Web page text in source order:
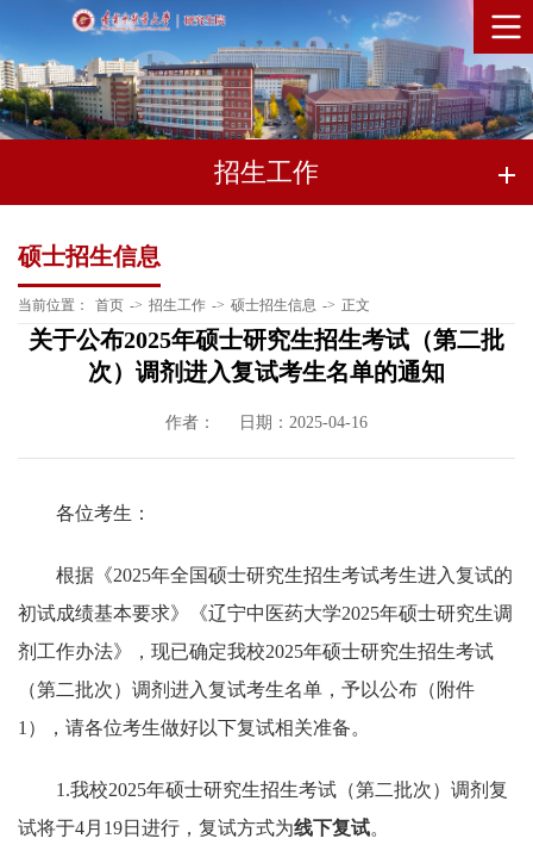
招生工作
硕士招生信息
当前位置： 首页 -> 招生工作 -> 硕士招生信息 -> 正文
关于公布2025年硕士研究生招生考试（第二批
次）调剂进入复试考生名单的通知
作者： 日期：2025-04-16
各位考生：
根据《2025年全国硕士研究生招生考试考生进入复试的
初试成绩基本要求》《辽宁中医药大学2025年硕士研究生调
剂工作办法》，现已确定我校2025年硕士研究生招生考试
（第二批次）调剂进入复试考生名单，予以公布（附件
1），请各位考生做好以下复试相关准备。
1.我校2025年硕士研究生招生考试（第二批次）调剂复
试将于4月19日进行，复试方式为线下复试。